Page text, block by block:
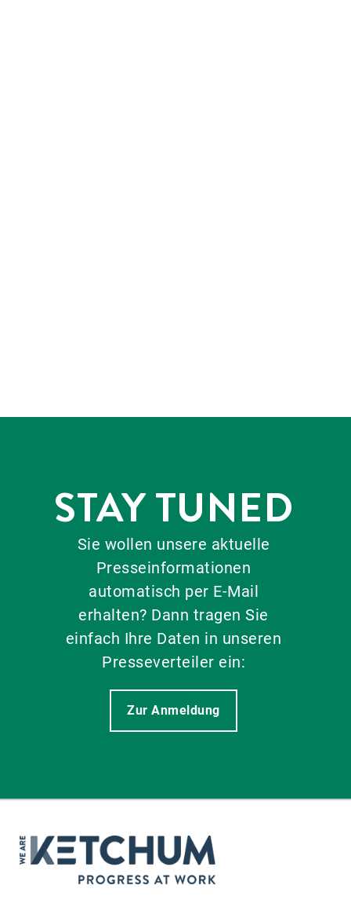
STAY TUNED
Sie wollen unsere aktuelle
Presseinformationen
automatisch per E-Mail
erhalten? Dann tragen Sie
einfach Ihre Daten in unseren
Presseverteiler ein:
Zur Anmeldung